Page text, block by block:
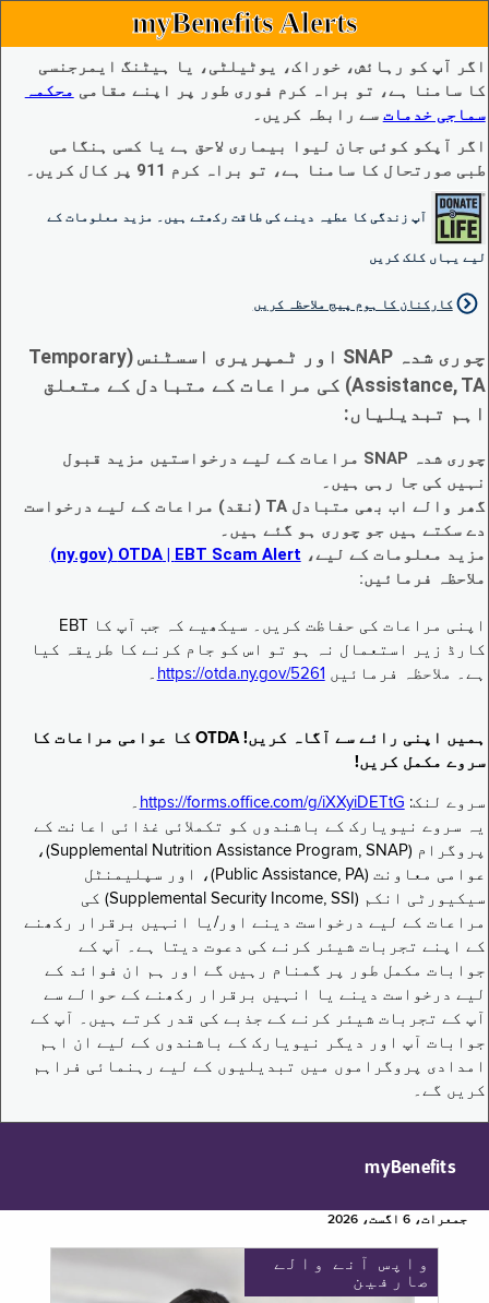
myBenefits Alerts
اگر آپ کو رہائش، خوراک، یوٹیلٹی، یا ہیٹنگ ایمرجنسی
کا سامنا ہے، تو براہ کرم فوری طور پر اپنے مقامی محکمہ
سماجی خدمات سے رابطہ کریں۔
اگر آپکو کوئی جان لیوا بیماری لاحق ہے یا کسی ہنگامی
طبی صورتحال کا سامنا ہے، تو براہ کرم 911 پر کال کریں۔
آپ زندگی کا عطیہ دینے کی طاقت رکھتے ہیں۔ مزید معلومات کے
لیے یہاں کلک کریں
کارکنان کا ہوم پیج ملاحظہ کریں
چوری شدہ SNAP اور ٹمپریری اسسٹنس (Temporary
Assistance, TA) کی مراعات کے متبادل کے متعلق
اہم تبدیلیاں:
چوری شدہ SNAP مراعات کے لیے درخواستیں مزید قبول
نہیں کی جا رہی ہیں۔
گھر والے اب بھی متبادل TA (نقد) مراعات کے لیے درخواست
دے سکتے ہیں جو چوری ہو گئے ہیں۔
مزید معلومات کے لیے، EBT Scam Alert ‏| OTDA ‏(ny.gov)
ملاحظہ فرمائیں:
اپنی مراعات کی حفاظت کریں۔ سیکھیے کہ جب آپ کا EBT
کارڈ زیر استعمال نہ ہو تو اس کو جام کرنے کا طریقہ کیا
ہے۔ ملاحظہ فرمائیں https://otda.ny.gov/5261 ۔
ہمیں اپنی رائے سے آگاہ کریں! OTDA کا عوامی مراعات کا
سروے مکمل کریں!
سروے لنک: https://forms.office.com/g/iXXyiDETtG ۔
یہ سروے نیویارک کے باشندوں کو تکملائی غذائی اعانت کے
پروگرام (Supplemental Nutrition Assistance Program, SNAP)،
عوامی معاونت (Public Assistance, PA)، اور سپلیمنٹل
سیکیورٹی انکم (Supplemental Security Income, SSI) کی
مراعات کے لیے درخواست دینے اور/یا انہیں برقرار رکھنے
کے اپنے تجربات شیئر کرنے کی دعوت دیتا ہے۔ آپ کے
جوابات مکمل طور پر گمنام رہیں گے اور ہم ان فوائد کے
لیے درخواست دینے یا انہیں برقرار رکھنے کے حوالے سے
آپ کے تجربات شیئر کرنے کے جذبے کی قدر کرتے ہیں۔ آپ کے
جوابات آپ اور دیگر نیویارک کے باشندوں کے لیے ان اہم
امدادی پروگراموں میں تبدیلیوں کے لیے رہنمائی فراہم
کریں گے۔
myBenefits
جمعرات، 6 اگست، 2026
واپس آنے والے
صارفین